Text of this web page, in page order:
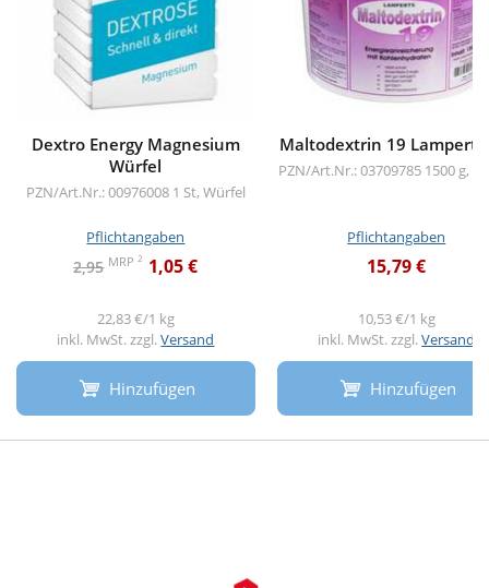
Dextro Energy Magnesium
Würfel
PZN/Art.Nr.: 00976008 1 St, Würfel
Pflichtangaben
2,95 MRP2 1,05 €
22,83 €/1 kg
inkl. MwSt. zzgl.Versand
Hinzufügen
Maltodextrin 19 Lamperts
PZN/Art.Nr.: 03709785 1500 g,
Pflichtangaben
15,79 €
10,53 €/1 kg
inkl. MwSt. zzgl.Versand
Hinzufügen